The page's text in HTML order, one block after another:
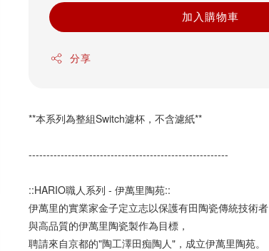
加入購物車
分享
**本系列為整組Switch濾杯，不含濾紙**
--------------------------------------------------------
::HARIO職人系列 - 伊萬里陶苑::
伊萬里的實業家金子定立志以保護有田陶瓷傳統技術者
與高品質的伊萬里陶瓷製作為目標，
聘請來自京都的"陶工澤田痴陶人"，成立伊萬里陶苑。